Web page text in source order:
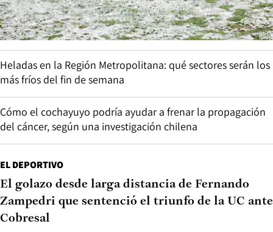
Heladas en la Región Metropolitana: qué sectores serán los
más fríos del fin de semana
Cómo el cochayuyo podría ayudar a frenar la propagación
del cáncer, según una investigación chilena
EL DEPORTIVO
El golazo desde larga distancia de Fernando
Zampedri que sentenció el triunfo de la UC ante
Cobresal